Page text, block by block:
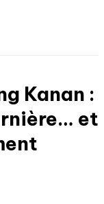
Kanan :
et